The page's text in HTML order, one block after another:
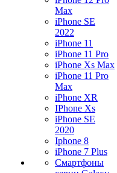
Max
iPhone SE
2022
iPhone 11
iPhone 11 Pro
iPhone Xs Max
iPhone 11 Pro
Max
iPhone XR
IPhone Xs
iPhone SE
2020
Iphone 8
iPhone 7 Plus
Смартфоны